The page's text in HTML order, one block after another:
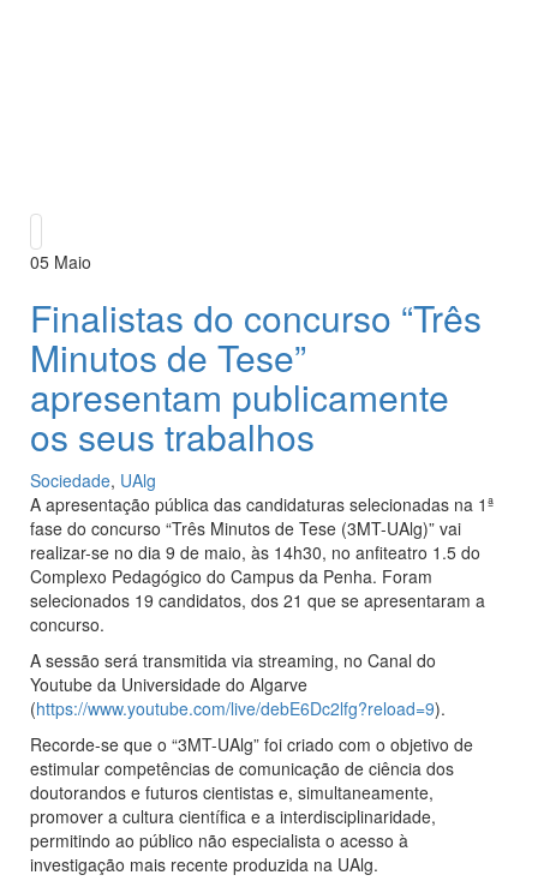
05 Maio
Finalistas do concurso “Três
Minutos de Tese”
apresentam publicamente
os seus trabalhos
Sociedade, UAlg
A apresentação pública das candidaturas selecionadas na 1ª
fase do concurso “Três Minutos de Tese (3MT-UAlg)” vai
realizar-se no dia 9 de maio, às 14h30, no anfiteatro 1.5 do
Complexo Pedagógico do Campus da Penha. Foram
selecionados 19 candidatos, dos 21 que se apresentaram a
concurso.
A sessão será transmitida via streaming, no Canal do
Youtube da Universidade do Algarve
(https://www.youtube.com/live/debE6Dc2lfg?reload=9).
Recorde-se que o “3MT-UAlg” foi criado com o objetivo de
estimular competências de comunicação de ciência dos
doutorandos e futuros cientistas e, simultaneamente,
promover a cultura científica e a interdisciplinaridade,
permitindo ao público não especialista o acesso à
investigação mais recente produzida na UAlg.